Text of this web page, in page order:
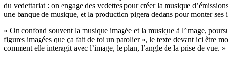
du vedettariat : on engage des vedettes pour créer la musique
une banque de musique, et la production pigera dedans pour monter
« On confond souvent la musique imagée et la musique à l’image,
figures imagées que ça fait de toi un parolier », le texte devant ici être
comment elle interagit avec l’image, le plan, l’angle de la prise de vue. »